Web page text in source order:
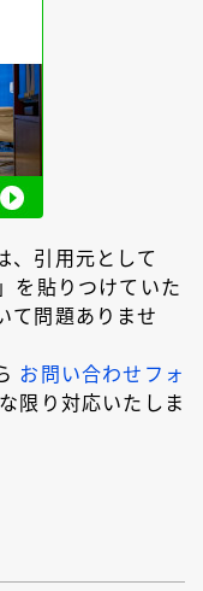
］
］
価格別
白色軸
金色軸
、引用元として
を貼りつけていた
て問題ありませ
お問い合わせフォ
限り対応いたしま